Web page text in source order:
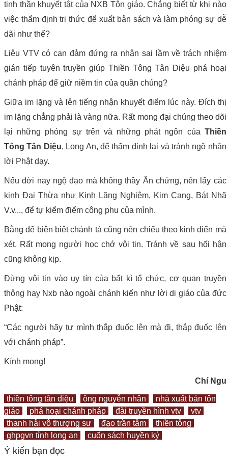
tinh thần khuyết tật của NXB Tôn giáo. Chẳng biết từ khi nào
việc thẩm định tri thức để xuất bản sách và làm phóng sự dễ
dãi như thế?
Liệu VTV có can đảm đứng ra nhận sai lầm về trách nhiệm
gián tiếp tuyên truyền giúp Thiền Tông Tân Diệu phá hoại
chánh pháp để giữ niềm tin của quần chúng?
Giữa im lặng và lên tiếng nhận khuyết điểm lúc này. Đích thị
im lặng chẳng phải là vàng nữa. Rất mong đại chúng theo dõi
lại những phóng sự trên và những phát ngôn của Thiền
Tông Tân Diệu, Long An, để thẩm định lại và tránh ngộ nhận
lời Phật dạy.
Nếu đời nay ngộ đạo mà không thầy Ấn chứng, nên lấy các
kinh Đại Thừa như Kinh Lăng Nghiêm, Kim Cang, Bát Nhã
V.v..., để tự kiểm điểm công phu của mình.
Bằng để biện biệt chánh tà cũng nên chiếu theo kinh điển mà
xét. Rất mong người học chớ vội tin. Tránh về sau hối hận
cũng không kịp.
Đừng vội tin vào uy tín của bất kì tổ chức, cơ quan truyền
thông hay Nxb nào ngoài chánh kiến như lời di giáo của đức
Phật:
“Các người hãy tự mình thắp đuốc lên mà đi, thắp đuốc lên
với chánh pháp”.
Kính mong!
Chí Ngu
thiền tông tân diệu ông nguyễn nhân
nhà xuất bản tôn
giáo
phá hoại chánh pháp đài truyền hình vtv
vtv
thanh hải vô thượng sư
đạo trần tâm
thiền tông
ghpgvn tỉnh long an
cuốn sách huyền ký
Ý kiến bạn đọc